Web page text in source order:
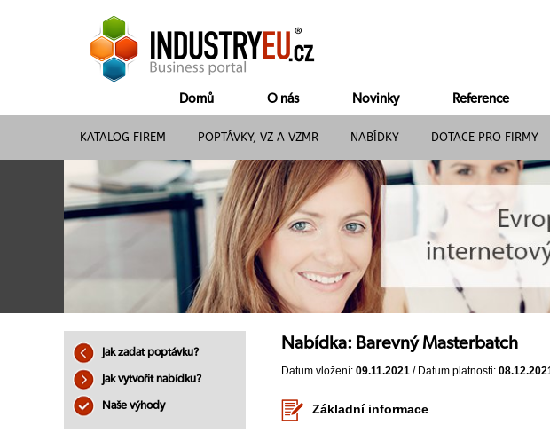
Domů O nás Novinky Reference
KATALOG FIREM POPTÁVKY, VZ A VZMR NABÍDKY DOTACE PRO FIRMY
Jak zadat poptávku?
Jak vytvořit nabídku?
Naše výhody
Nabídka: Barevný Masterbatch
Datum vložení: 09.11.2021 / Datum platnosti:
Základní informace